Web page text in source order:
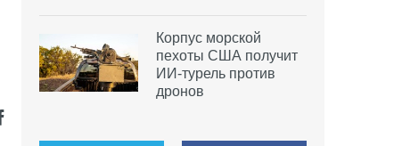
Корпус морской
пехоты США получит
ИИ-турель против
дронов